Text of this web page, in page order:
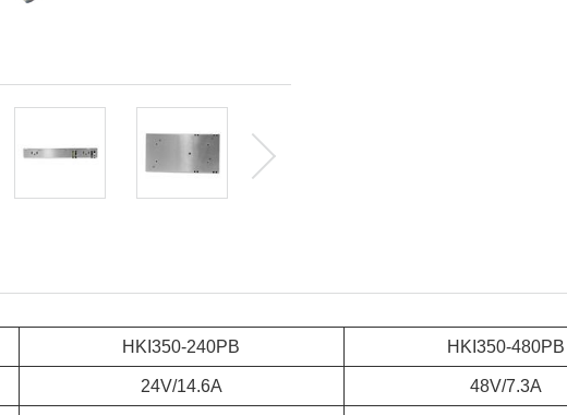
HKI350-240PB HKI350-480PB
24V/14.6A 48V/7.3A